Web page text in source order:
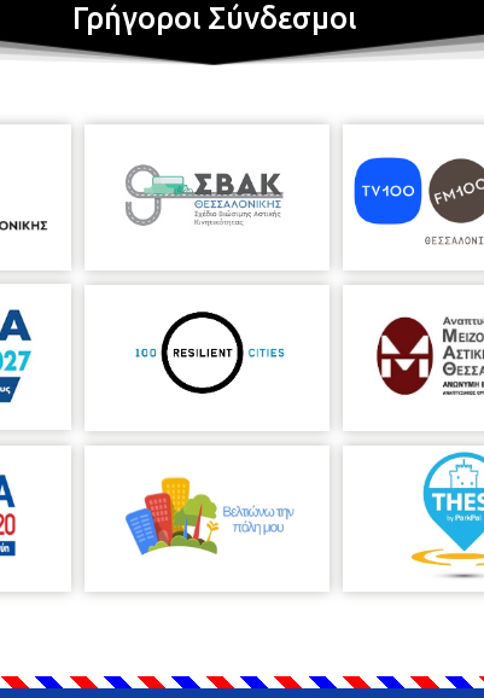
Γρήγοροι Σύνδεσμοι